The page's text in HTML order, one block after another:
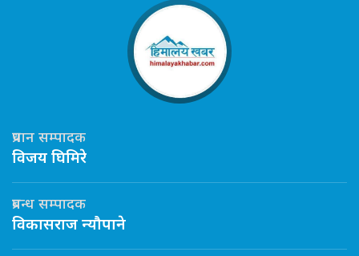
प्रधान सम्पादक
विजय घिमिरे
प्रबन्ध सम्पादक
विकासराज न्यौपाने